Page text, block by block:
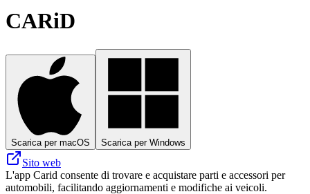
CARiD
Scarica per macOS Scarica per Windows
Sito web
L'app Carid consente di trovare e acquistare parti e accessori per
automobili, facilitando aggiornamenti e modifiche ai veicoli.